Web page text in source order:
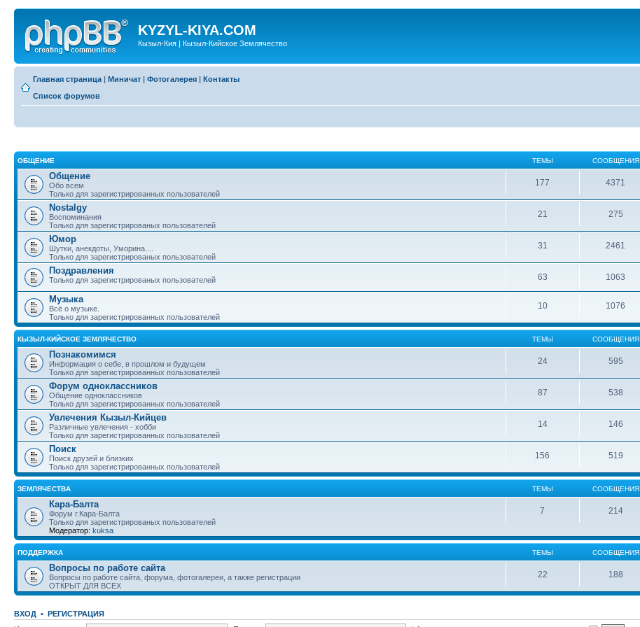
KYZYL-KIYA.COM
Кызыл-Кия | Кызыл-Кийское Землячество
Главная страница | Миничат | Фотогалерея | Контакты
Список форумов
ОБЩЕНИЕ ТЕМЫ СООБЩЕНИЯ
Общение
Обо всем
Только для зарегистрированных пользователей
177 4371
Nostalgy
Воспоминания
Только для зарегистрированых пользователей
21 275
Юмор
Шутки, анекдоты, Уморина....
Только для зарегистрированых пользователей
31 2461
Поздравления
Только для зарегистрированых пользователей 63 1063
Музыка
Всё о музыке.
Только для зарегистрированных пользователей
10 1076
КЫЗЫЛ-КИЙСКОЕ ЗЕМЛЯЧЕСТВО ТЕМЫ СООБЩЕНИЯ
Познакомимся
Информация о себе, в прошлом и будущем
Только для зарегистрированных пользователей
24 595
Форум одноклассников
Общение одноклассников
Только для зарегистрированных пользователей
87 538
Увлечения Кызыл-Кийцев
Различные увлечения - хобби
Только для зарегистрированных пользователей
14 146
Поиск
Поиск друзей и близких
Только для зарегистрированных пользователей
156 519
ЗЕМЛЯЧЕСТВА ТЕМЫ СООБЩЕНИЯ
Кара-Балта
Форум г.Кара-Балта
Только для зарегистрированых пользователей
Модератор: kuksa
7 214
ПОДДЕРЖКА ТЕМЫ СООБЩЕНИЯ
Вопросы по работе сайта
Вопросы по работе сайта, форума, фотогалереи, а также регистрации
ОТКРЫТ ДЛЯ ВСЕХ
22 188
ВХОД • РЕГИСТРАЦИЯ